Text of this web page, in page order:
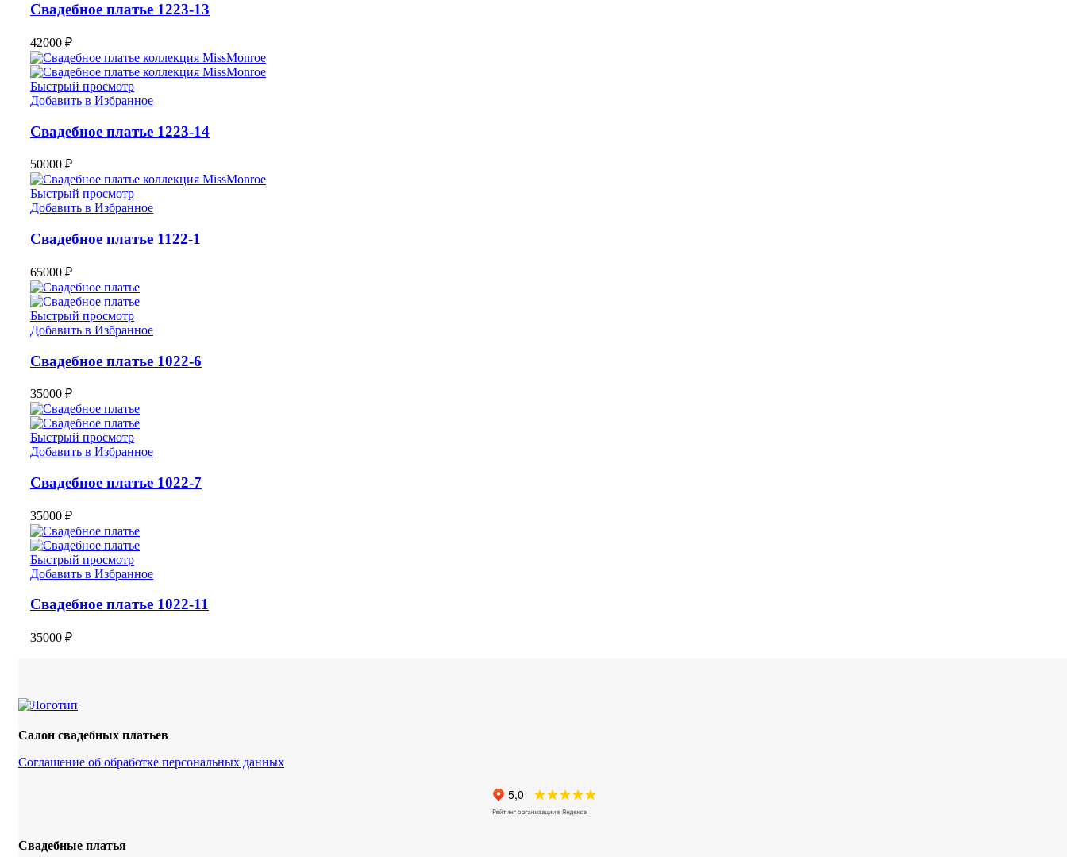
Свадебное платье 1223-13
42000 ₽
Быстрый просмотр
Добавить в Избранное
Свадебное платье 1223-14
50000 ₽
Быстрый просмотр
Добавить в Избранное
Свадебное платье 1122-1
65000 ₽
Быстрый просмотр
Добавить в Избранное
Свадебное платье 1022-6
35000 ₽
Быстрый просмотр
Добавить в Избранное
Свадебное платье 1022-7
35000 ₽
Быстрый просмотр
Добавить в Избранное
Свадебное платье 1022-11
35000 ₽
Салон свадебных платьев
Соглашение об обработке персональных данных
Свадебные платья